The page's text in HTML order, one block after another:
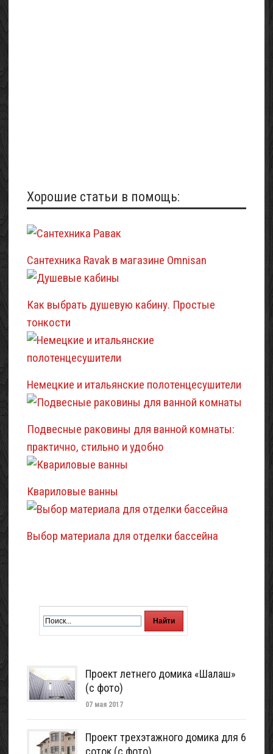
Хорошие статьи в помощь:
Сантехника Ravak в магазине Omnisan
Как выбрать душевую кабину. Простые
тонкости
Немецкие и итальянские полотенцесушители
Подвесные раковины для ванной комнаты:
практично, стильно и удобно
Квариловые ванны
Выбор материала для отделки бассейна
Проект летнего домика «Шалаш»
(с фото)
07 мая 2017
Проект трехэтажного домика для 6